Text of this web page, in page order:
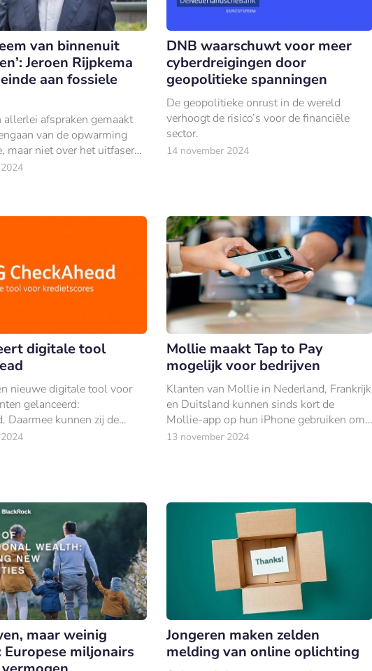
van binnenuit
Jeroen Rijpkema
aan fossiele
allerlei afspraken gemaakt
van de opwarming
maar niet over het uitfaseren
DNB waarschuwt voor meer
cyberdreigingen door
geopolitieke spanningen
De geopolitieke onrust in de wereld
verhoogt de risico’s voor de financiële
sector.
14 november 2024
digitale tool
nieuwe digitale tool voor
gelanceerd:
Daarmee kunnen zij de
van hun eigen klanten
Mollie maakt Tap to Pay
mogelijk voor bedrijven
Klanten van Mollie in Nederland, Frankrijk
en Duitsland kunnen sinds kort de
Mollie-app op hun iPhone gebruiken om
contactloze betalingen te accepteren,
13 november 2024
maar weinig
Europese miljonairs
Jongeren maken zelden
melding van online oplichting